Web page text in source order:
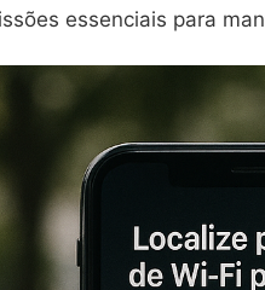
essenciais para